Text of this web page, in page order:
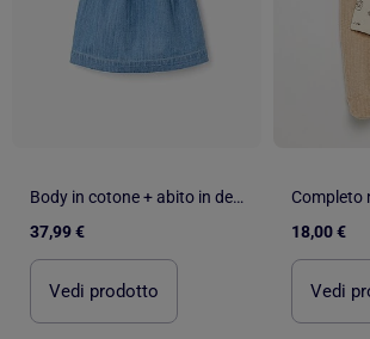
Body in cotone + abito in denim senza maniche
37,99 €
Vedi prodotto
18,00 €
Vedi